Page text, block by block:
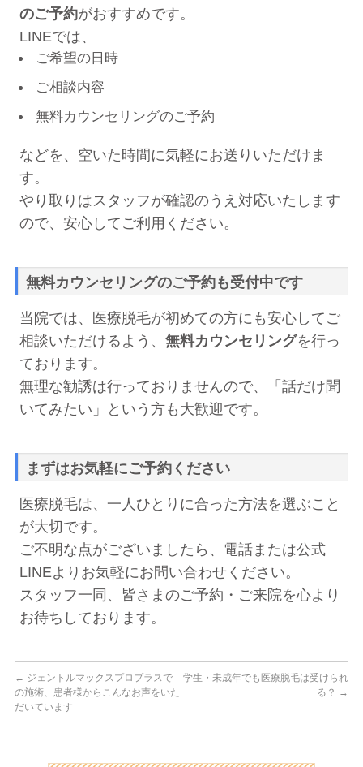
のご予約がおすすめです。
LINEでは、
ご希望の日時
ご相談内容
無料カウンセリングのご予約
などを、空いた時間に気軽にお送りいただけま
す。
やり取りはスタッフが確認のうえ対応いたします
ので、安心してご利用ください。
無料カウンセリングのご予約も受付中です
当院では、医療脱毛が初めての方にも安心してご
相談いただけるよう、 無料カウンセリングを行っ
ております。
無理な勧誘は行っておりませんので、「話だけ聞
いてみたい」という方も大歓迎です。
まずはお気軽にご予約ください
医療脱毛は、一人ひとりに合った方法を選ぶこと
が大切です。
ご不明な点がございましたら、電話または公式
LINEよりお気軽にお問い合わせください。
スタッフ一同、皆さまのご予約・ご来院を心より
お待ちしております。
← ジェントルマックスプロプラスで
の施術、患者様からこんなお声をいた
だいています
学生・未成年でも医療脱毛は受けられ
る？ →